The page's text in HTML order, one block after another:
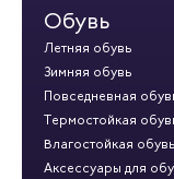
Обувь
Летняя обувь
Зимняя обувь
Повседневная
Термостойкая
Влагостойкая обувь
Аксессуары для